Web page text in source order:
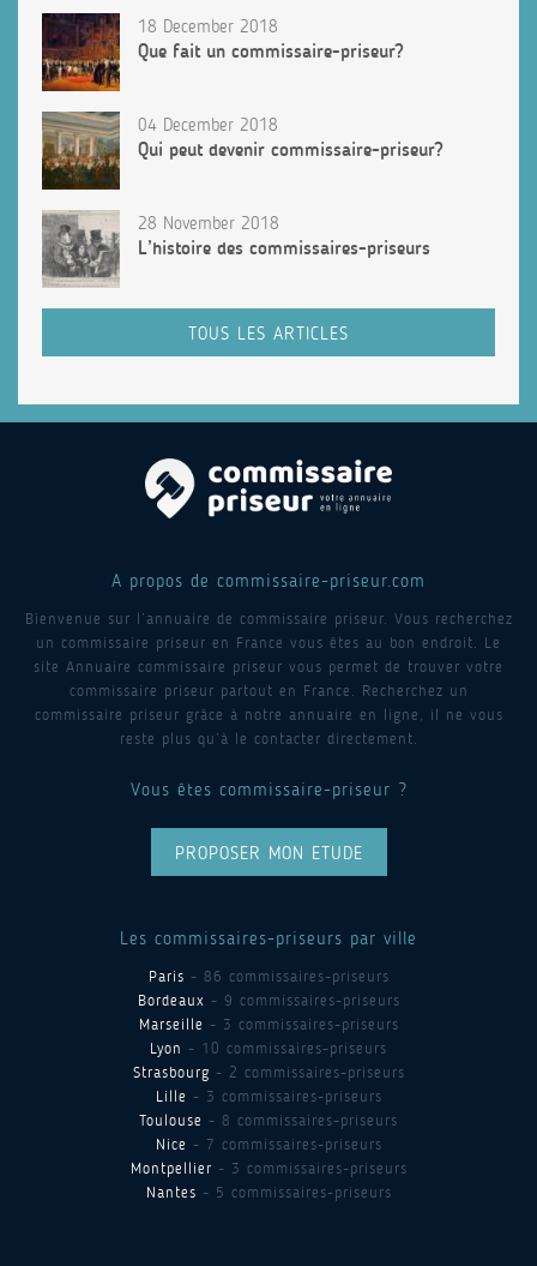
18 December 2018
Que fait un commissaire-priseur?
04 December 2018
Qui peut devenir commissaire-priseur?
28 November 2018
L’histoire des commissaires-priseurs
TOUS LES ARTICLES
A propos de commissaire-priseur.com
Bienvenue sur l’annuaire de commissaire priseur. Vous recherchez
un commissaire priseur en France vous êtes au bon endroit. Le
site Annuaire commissaire priseur vous permet de trouver votre
commissaire priseur partout en France. Recherchez un
commissaire priseur grâce à notre annuaire en ligne, il ne vous
reste plus qu’à le contacter directement.
Vous êtes commissaire-priseur ?
PROPOSER MON ETUDE
Les commissaires-priseurs par ville
Paris - 86 commissaires-priseurs
Bordeaux - 9 commissaires-priseurs
Marseille - 3 commissaires-priseurs
Lyon - 10 commissaires-priseurs
Strasbourg - 2 commissaires-priseurs
Lille - 3 commissaires-priseurs
Toulouse - 8 commissaires-priseurs
Nice - 7 commissaires-priseurs
Montpellier - 3 commissaires-priseurs
Nantes - 5 commissaires-priseurs